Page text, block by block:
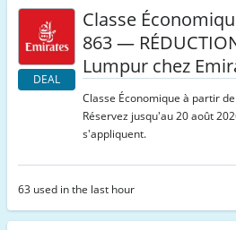
DEAL
Classe
863 —
Lumpur chez
Classe Économique à partir
Réservez jusqu'au 20 août
s'appliquent.
63 used in the last hour